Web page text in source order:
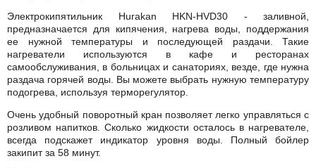
Электрокипятильник Hurakan HKN-HVD30 - заливной,
предназначается для кипячения, нагрева воды, поддержания
ее нужной температуры и последующей раздачи. Такие
нагреватели используются в кафе и ресторанах
самообслуживания, в больницах и санаториях, везде, где нужна
раздача горячей воды. Вы можете выбрать нужную температуру
подогрева, используя терморегулятор.
Очень удобный поворотный кран позволяет легко управляться с
розливом напитков. Сколько жидкости осталось в нагревателе,
всегда подскажет индикатор уровня воды. Полный бойлер
закипит за 58 минут.